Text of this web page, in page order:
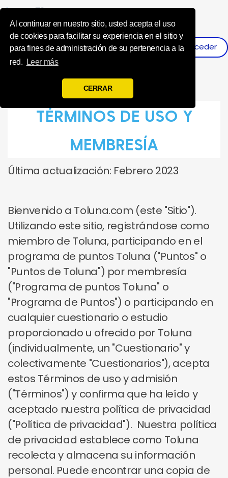
Al continuar en nuestro sitio, usted acepta el uso
de cookies para facilitar su experiencia en el sitio y
para fines de administración de su pertenencia a la
red.
Leer más
CERRAR
Influence Your
Registro Acceder
TÉRMINOS DE USO Y
MEMBRESÍA
Última actualización: Febrero 2023
Bienvenido a Toluna.com (este "Sitio").
Utilizando este sitio, registrándose como
miembro de Toluna, participando en el
programa de puntos Toluna ("Puntos" o
"Puntos de Toluna") por membresía
("Programa de puntos Toluna" o
"Programa de Puntos") o participando en
cualquier cuestionario o estudio
proporcionado u ofrecido por Toluna
(individualmente, un "Cuestionario" y
colectivamente "Cuestionarios"), acepta
estos Términos de uso y admisión
("Términos") y confirma que ha leído y
aceptado nuestra política de privacidad
("Política de privacidad"). Nuestra política
de privacidad establece como Toluna
recolecta y almacena su información
personal. Puede encontrar una copia de